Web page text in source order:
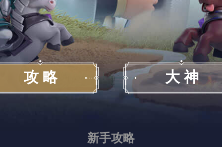
攻 略 大 神
新手攻略